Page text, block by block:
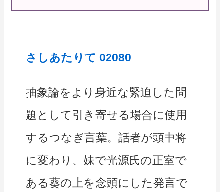
さしあたりて 02080
抽象論をより身近な緊迫した問
題として引き寄せる場合に使用
するつなぎ言葉。話者が頭中将
に変わり、妹で光源氏の正室で
ある葵の上を念頭にした発言で